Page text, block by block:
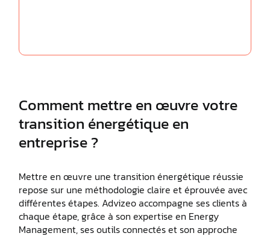
Comment mettre en œuvre votre
transition énergétique en
entreprise ?
Mettre en œuvre une transition énergétique réussie
repose sur une méthodologie claire et éprouvée avec
différentes étapes. Advizeo accompagne ses clients à
chaque étape, grâce à son expertise en Energy
Management, ses outils connectés et son approche